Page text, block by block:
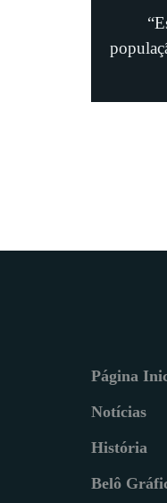
Página
Notícias
História
Belô